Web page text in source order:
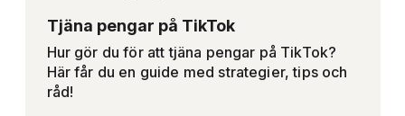
Tjäna pengar på TikTok
Hur gör du för att tjäna pengar på TikTok?
Här får du en guide med strategier, tips och
råd!